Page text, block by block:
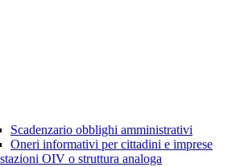
Scadenzario obblighi amministrativi
Oneri informativi per cittadini e imprese
OIV o struttura analoga